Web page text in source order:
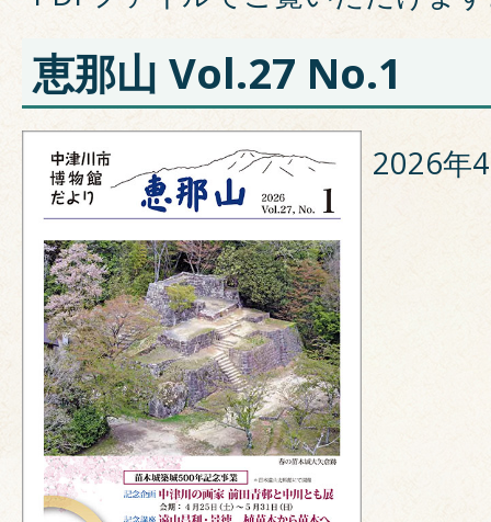
恵那山 Vol.27 No.1
2026年